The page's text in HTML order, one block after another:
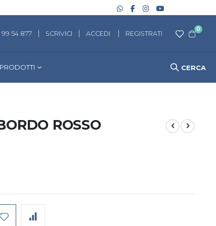
99 54 877 SCRIVICI ACCEDI REGISTRATI
Cart
0
PRODOTTI CERCA
ROSSO